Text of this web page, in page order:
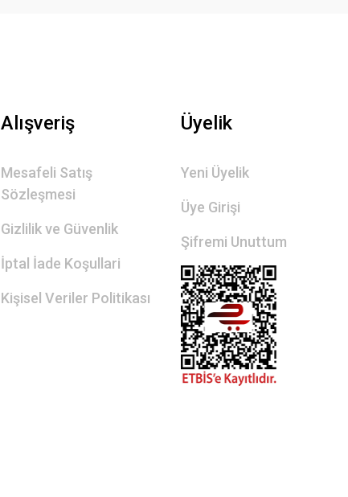
Alışveriş
Mesafeli Satış
Sözleşmesi
Gizlilik ve Güvenlik
İptal İade Koşullari
Kişisel Veriler Politikası
Üyelik
Yeni Üyelik
Üye Girişi
Şifremi Unuttum